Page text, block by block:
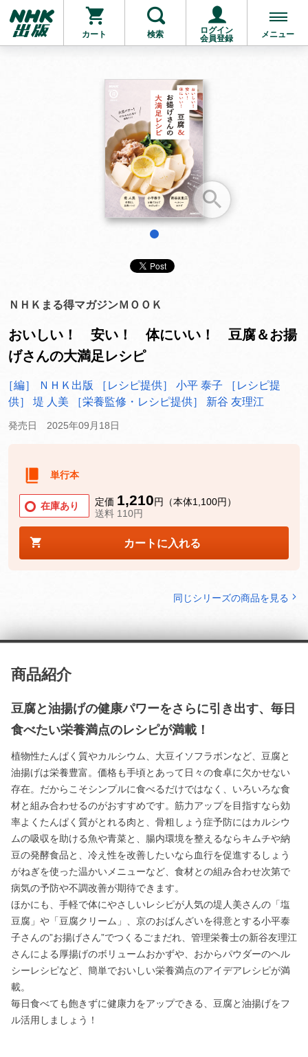
カート 検索
ログイン
会員登録
メニュー
お支払いに進む
他にも商品を買う
ＮＨＫまる得マガジンＭＯＯＫ
おいしい！ 安い！ 体にいい！ 豆腐＆お揚
げさんの大満足レシピ
［編］ ＮＨＫ出版 ［レシピ提供］ 小平 泰子
［レシピ提
供］ 堤 人美
［栄養監修・レシピ提供］ 新谷 友理江
発売日 2025年09月18日
単行本
在庫あり 定価 1,210円（本体1,100円）
送料 110円
カートに入れる
同じシリーズの商品を見る
商品紹介
豆腐と油揚げの健康パワーをさらに引き出す、毎日
食べたい栄養満点のレシピが満載！
植物性たんぱく質やカルシウム、大豆イソフラボンなど、豆腐と
油揚げは栄養豊富。価格も手頃とあって日々の食卓に欠かせない
存在。だからこそシンプルに食べるだけではなく、いろいろな食
材と組み合わせるのがおすすめです。筋力アップを目指すなら効
率よくたんぱく質がとれる肉と、骨粗しょう症予防にはカルシウ
ムの吸収を助ける魚や青菜と、腸内環境を整えるならキムチや納
豆の発酵食品と、冷え性を改善したいなら血行を促進するしょう
がねぎを使った温かいメニューなど、食材との組み合わせ次第で
病気の予防や不調改善が期待できます。
ほかにも、手軽で体にやさしいレシピが人気の堤人美さんの「塩
豆腐」や「豆腐クリーム」、京のおばんざいを得意とする小平泰
子さんの”お揚げさん”でつくるごまだれ、管理栄養士の新谷友理江
さんによる厚揚げのボリュームおかずや、おからパウダーのヘル
シーレシピなど、簡単でおいしい栄養満点のアイデアレシピが満
載。
毎日食べても飽きずに健康力をアップできる、豆腐と油揚げをフ
ル活用しましょう！